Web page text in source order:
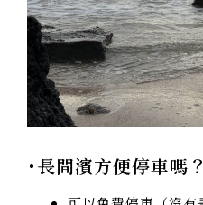
･長間濱方便停車嗎